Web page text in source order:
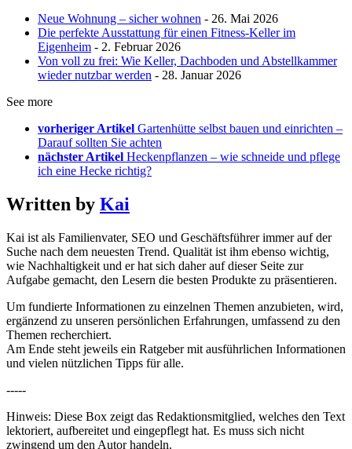
Neue Wohnung – sicher wohnen - 26. Mai 2026
Die perfekte Ausstattung für einen Fitness-Keller im
Eigenheim - 2. Februar 2026
Von voll zu frei: Wie Keller, Dachboden und Abstellkammer
wieder nutzbar werden - 28. Januar 2026
See more
vorheriger Artikel Gartenhütte selbst bauen und einrichten –
Darauf sollten Sie achten
nächster Artikel Heckenpflanzen – wie schneide und pflege
ich eine Hecke richtig?
Written by Kai
Kai ist als Familienvater, SEO und Geschäftsführer immer auf der
Suche nach dem neuesten Trend. Qualität ist ihm ebenso wichtig,
wie Nachhaltigkeit und er hat sich daher auf dieser Seite zur
Aufgabe gemacht, den Lesern die besten Produkte zu präsentieren.
Um fundierte Informationen zu einzelnen Themen anzubieten, wird,
ergänzend zu unseren persönlichen Erfahrungen, umfassend zu den
Themen recherchiert.
Am Ende steht jeweils ein Ratgeber mit ausführlichen Informationen
und vielen nützlichen Tipps für alle.
-----
Hinweis: Diese Box zeigt das Redaktionsmitglied, welches den Text
lektoriert, aufbereitet und eingepflegt hat. Es muss sich nicht
zwingend um den Autor handeln.